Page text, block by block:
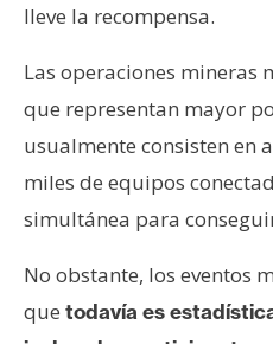
lleve la recompensa.
Las operaciones mineras
que representan mayor
usualmente consisten en
miles de equipos
simultánea para
No obstante, los eventos
que todavía es